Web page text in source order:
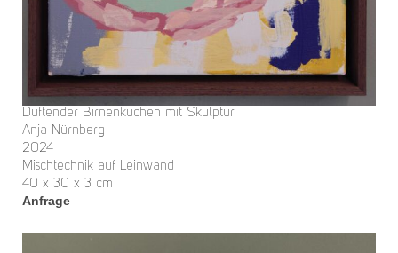
Duftender Birnenkuchen mit Skulptur
Anja Nürnberg
2024
Mischtechnik auf Leinwand
40 x 30 x 3 cm
Anfrage